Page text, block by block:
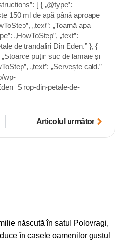
[ { „@type”:
150 ml de apă până aproape
„text”: „Toarnă apa
„HowToStep”, „text”:
de trandafiri Din Eden.” }, {
„Stoarce puțin suc de lămâie și
„text”: „Servește cald.”
wp-
din-petale-de-
Articolul următor
născută în satul Polovragi,
în casele oamenilor gustul